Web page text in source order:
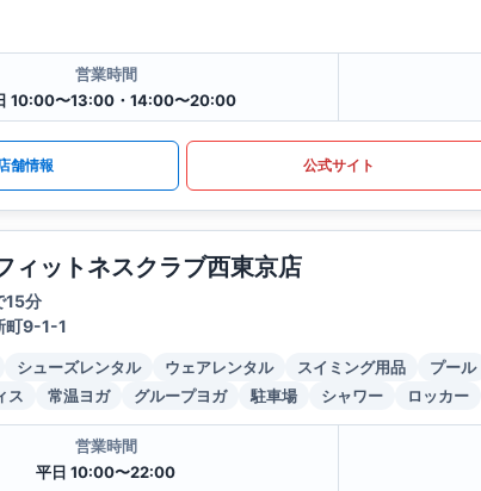
営業時間
10:00〜13:00・14:00〜20:00
舗情報 公式サイト
ィットネスクラブ西東京店
15分
町9-1-1
シューズレンタル ウェアレンタル スイミング用品 プール
ス
常温ヨガ グループヨガ 駐車場 シャワー ロッカー
営業時間
平日 10:00〜22:00